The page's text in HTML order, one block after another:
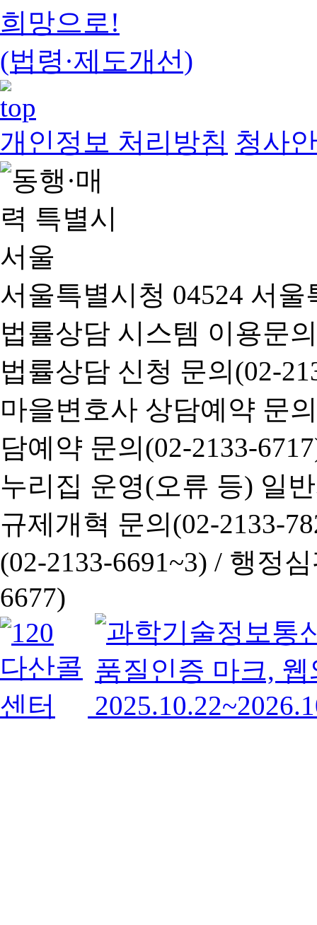
희망으로!
(법령·제도개선)
개인정보 처리방침 청사
서울특별시청 04524 서
법률상담 시스템 이용문
법률상담 신청 문의(02-
마을변호사 상담예약 문
담예약 문의(02-2133-
누리집 운영(오류 등) 일
규제개혁 문의(02-2133-
(02-2133-6691~3) / 행정심
6677)